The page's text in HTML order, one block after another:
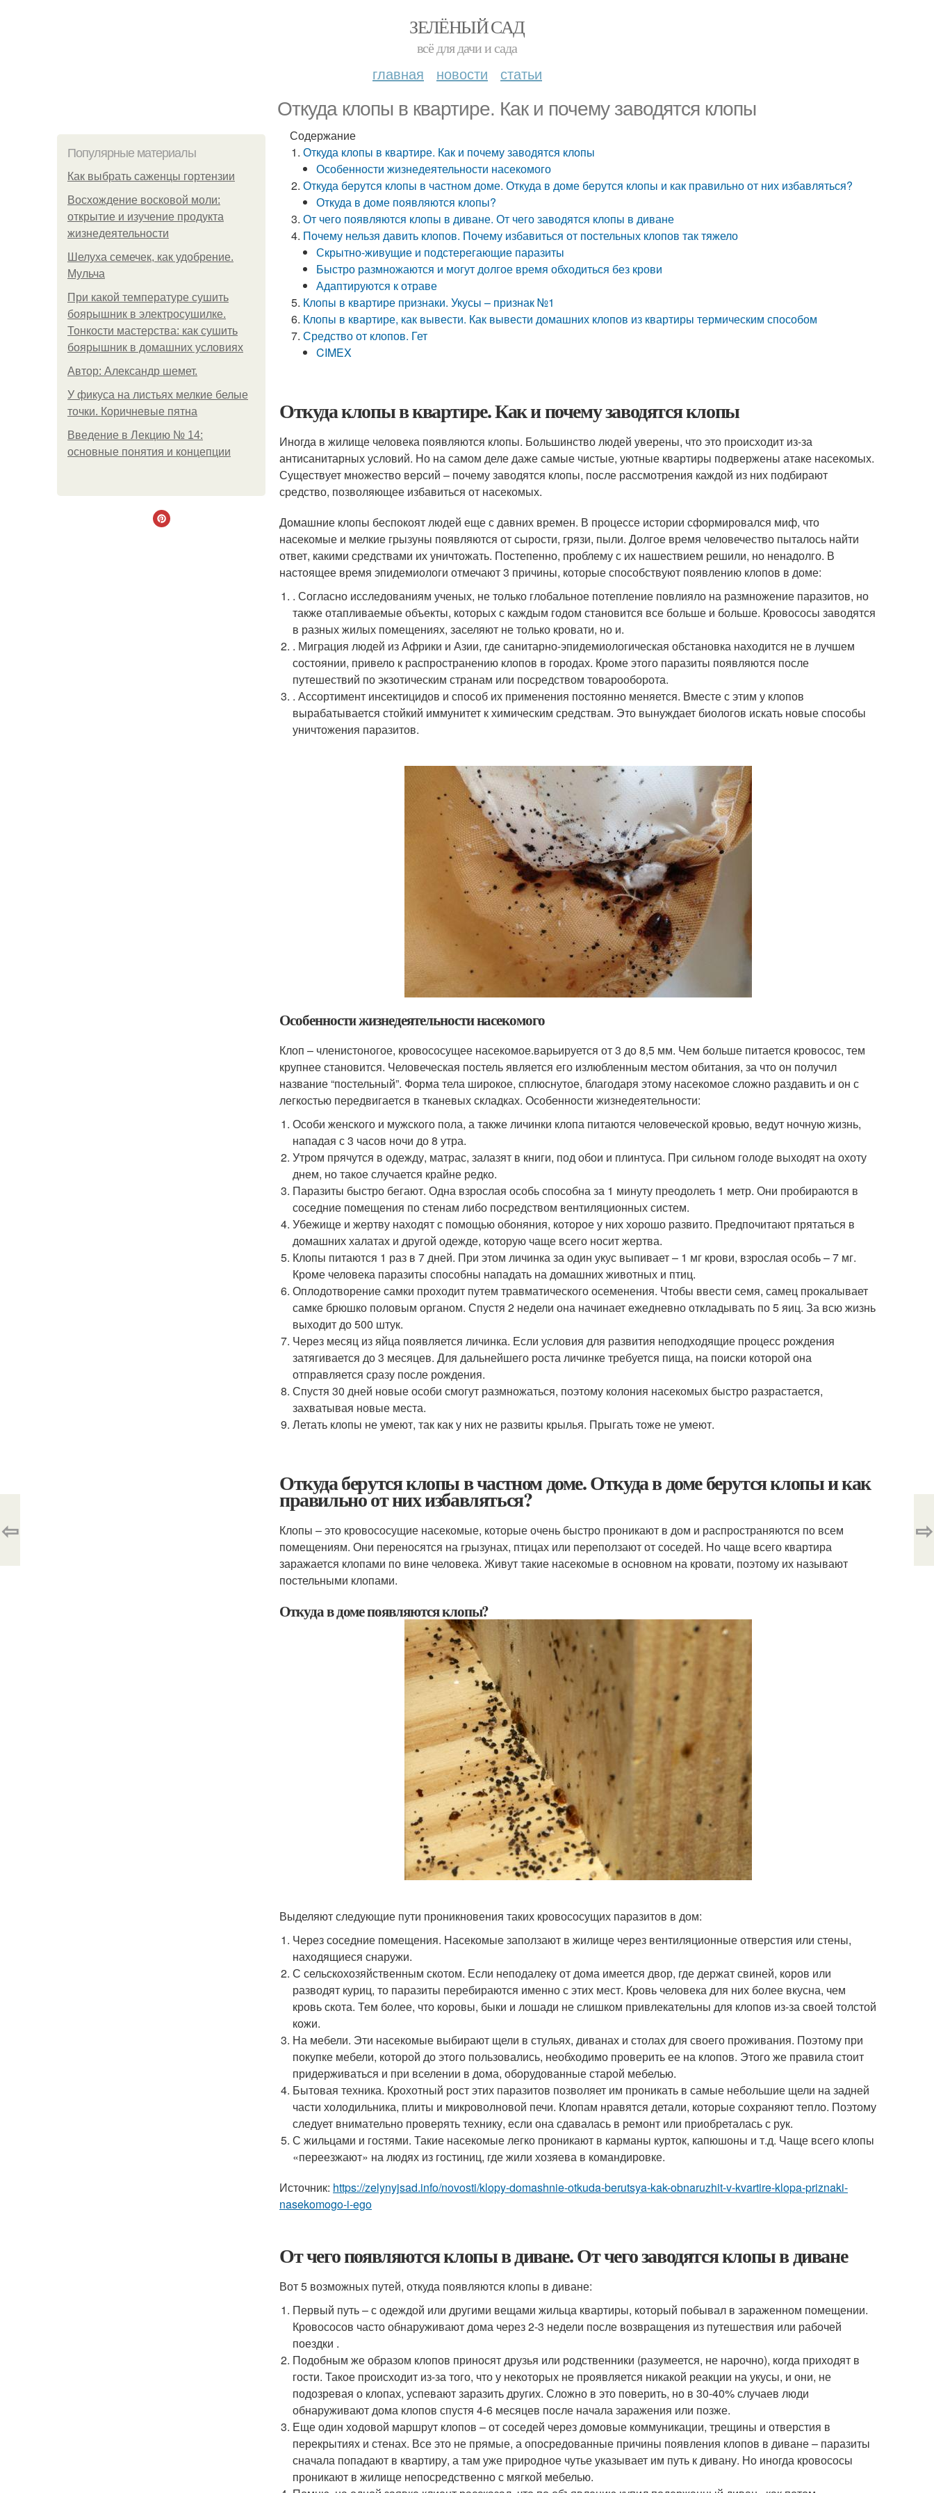
ЗЕЛЁНЫЙ САД
всё для дачи и сада
главная новости статьи
Откуда клопы в квартире. Как и почему заводятся клопы
Популярные материалы
Как выбрать саженцы гортензии
Восхождение восковой моли:
открытие и изучение продукта
жизнедеятельности
Шелуха семечек, как удобрение.
Мульча
При какой температуре сушить
боярышник в электросушилке.
Тонкости мастерства: как сушить
боярышник в домашних условиях
Автор: Александр шемет.
У фикуса на листьях мелкие белые
точки. Коричневые пятна
Введение в Лекцию № 14:
основные понятия и концепции
Содержание
Откуда клопы в квартире. Как и почему заводятся клопы
Особенности жизнедеятельности насекомого
Откуда берутся клопы в частном доме. Откуда в доме берутся клопы и как правильно от них избавляться?
Откуда в доме появляются клопы?
От чего появляются клопы в диване. От чего заводятся клопы в диване
Почему нельзя давить клопов. Почему избавиться от постельных клопов так тяжело
Скрытно-живущие и подстерегающие паразиты
Быстро размножаются и могут долгое время обходиться без крови
Адаптируются к отраве
Клопы в квартире признаки. Укусы – признак №1
Клопы в квартире, как вывести. Как вывести домашних клопов из квартиры термическим способом
Средство от клопов. Гет
CIMEX
Откуда клопы в квартире. Как и почему заводятся клопы
Иногда в жилище человека появляются клопы. Большинство людей уверены, что это происходит из-за
антисанитарных условий. Но на самом деле даже самые чистые, уютные квартиры подвержены атаке насекомых.
Существует множество версий – почему заводятся клопы, после рассмотрения каждой из них подбирают
средство, позволяющее избавиться от насекомых.
Домашние клопы беспокоят людей еще с давних времен. В процессе истории сформировался миф, что
насекомые и мелкие грызуны появляются от сырости, грязи, пыли. Долгое время человечество пыталось найти
ответ, какими средствами их уничтожать. Постепенно, проблему с их нашествием решили, но ненадолго. В
настоящее время эпидемиологи отмечают 3 причины, которые способствуют появлению клопов в доме:
. Согласно исследованиям ученых, не только глобальное потепление повлияло на размножение паразитов, но
также отапливаемые объекты, которых с каждым годом становится все больше и больше. Кровососы заводятся
в разных жилых помещениях, заселяют не только кровати, но и.
. Миграция людей из Африки и Азии, где санитарно-эпидемиологическая обстановка находится не в лучшем
состоянии, привело к распространению клопов в городах. Кроме этого паразиты появляются после
путешествий по экзотическим странам или посредством товарооборота.
. Ассортимент инсектицидов и способ их применения постоянно меняется. Вместе с этим у клопов
вырабатывается стойкий иммунитет к химическим средствам. Это вынуждает биологов искать новые способы
уничтожения паразитов.
Особенности жизнедеятельности насекомого
Клоп – членистоногое, кровососущее насекомое.варьируется от 3 до 8,5 мм. Чем больше питается кровосос, тем
крупнее становится. Человеческая постель является его излюбленным местом обитания, за что он получил
название “постельный”. Форма тела широкое, сплюснутое, благодаря этому насекомое сложно раздавить и он с
легкостью передвигается в тканевых складках. Особенности жизнедеятельности:
Особи женского и мужского пола, а также личинки клопа питаются человеческой кровью, ведут ночную жизнь,
нападая с 3 часов ночи до 8 утра.
Утром прячутся в одежду, матрас, залазят в книги, под обои и плинтуса. При сильном голоде выходят на охоту
днем, но такое случается крайне редко.
Паразиты быстро бегают. Одна взрослая особь способна за 1 минуту преодолеть 1 метр. Они пробираются в
соседние помещения по стенам либо посредством вентиляционных систем.
Убежище и жертву находят с помощью обоняния, которое у них хорошо развито. Предпочитают прятаться в
домашних халатах и другой одежде, которую чаще всего носит жертва.
Клопы питаются 1 раз в 7 дней. При этом личинка за один укус выпивает – 1 мг крови, взрослая особь – 7 мг.
Кроме человека паразиты способны нападать на домашних животных и птиц.
Оплодотворение самки проходит путем травматического осеменения. Чтобы ввести семя, самец прокалывает
самке брюшко половым органом. Спустя 2 недели она начинает ежедневно откладывать по 5 яиц. За всю жизнь
выходит до 500 штук.
Через месяц из яйца появляется личинка. Если условия для развития неподходящие процесс рождения
затягивается до 3 месяцев. Для дальнейшего роста личинке требуется пища, на поиски которой она
отправляется сразу после рождения.
Спустя 30 дней новые особи смогут размножаться, поэтому колония насекомых быстро разрастается,
захватывая новые места.
Летать клопы не умеют, так как у них не развиты крылья. Прыгать тоже не умеют.
Откуда берутся клопы в частном доме. Откуда в доме берутся клопы и как
правильно от них избавляться?
Клопы – это кровососущие насекомые, которые очень быстро проникают в дом и распространяются по всем
помещениям. Они переносятся на грызунах, птицах или переползают от соседей. Но чаще всего квартира
заражается клопами по вине человека. Живут такие насекомые в основном на кровати, поэтому их называют
постельными клопами.
Откуда в доме появляются клопы?
Выделяют следующие пути проникновения таких кровососущих паразитов в дом:
Через соседние помещения. Насекомые заползают в жилище через вентиляционные отверстия или стены,
находящиеся снаружи.
С сельскохозяйственным скотом. Если неподалеку от дома имеется двор, где держат свиней, коров или
разводят куриц, то паразиты перебираются именно с этих мест. Кровь человека для них более вкусна, чем
кровь скота. Тем более, что коровы, быки и лошади не слишком привлекательны для клопов из-за своей толстой
кожи.
На мебели. Эти насекомые выбирают щели в стульях, диванах и столах для своего проживания. Поэтому при
покупке мебели, которой до этого пользовались, необходимо проверить ее на клопов. Этого же правила стоит
придерживаться и при вселении в дома, оборудованные старой мебелью.
Бытовая техника. Крохотный рост этих паразитов позволяет им проникать в самые небольшие щели на задней
части холодильника, плиты и микроволновой печи. Клопам нравятся детали, которые сохраняют тепло. Поэтому
следует внимательно проверять технику, если она сдавалась в ремонт или приобреталась с рук.
С жильцами и гостями. Такие насекомые легко проникают в карманы курток, капюшоны и т.д. Чаще всего клопы
«переезжают» на людях из гостиниц, где жили хозяева в командировке.
Источник: https://zelynyjsad.info/novosti/klopy-domashnie-otkuda-berutsya-kak-obnaruzhit-v-kvartire-klopa-priznaki-
nasekomogo-i-ego
От чего появляются клопы в диване. От чего заводятся клопы в диване
Вот 5 возможных путей, откуда появляются клопы в диване:
Первый путь – с одеждой или другими вещами жильца квартиры, который побывал в зараженном помещении.
Кровососов часто обнаруживают дома через 2-3 недели после возвращения из путешествия или рабочей
поездки .
Подобным же образом клопов приносят друзья или родственники (разумеется, не нарочно), когда приходят в
гости. Такое происходит из-за того, что у некоторых не проявляется никакой реакции на укусы, и они, не
подозревая о клопах, успевают заразить других. Сложно в это поверить, но в 30-40% случаев люди
обнаруживают дома клопов спустя 4-6 месяцев после начала заражения или позже.
Еще один ходовой маршрут клопов – от соседей через домовые коммуникации, трещины и отверстия в
перекрытиях и стенах. Все это не прямые, а опосредованные причины появления клопов в диване – паразиты
сначала попадают в квартиру, а там уже природное чутье указывает им путь к дивану. Но иногда кровососы
проникают в жилище непосредственно с мягкой мебелью.
⇦ ⇨